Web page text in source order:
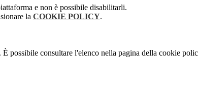
e non è possibile disabilitarli.
la COOKIE POLICY.
possibile consultare l'elenco nella pagina della cookie